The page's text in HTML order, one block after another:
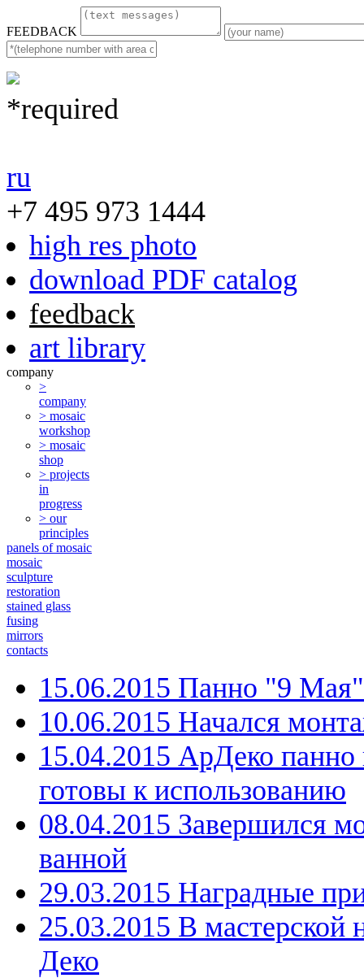
FEEDBACK
*required
ru
+7 495 973 1444
high res photo
download PDF catalog
feedback
art library
company
>
company
> mosaic
workshop
> mosaic
shop
> projects
in
progress
> our
principles
panels of mosaic
mosaic
sculpture
restoration
stained glass
fusing
mirrors
contacts
15.06.2015 Панно "9
10.06.2015 Начался
15.04.2015 АрДеко
готовы к использованию
08.04.2015 Завершился
ванной
29.03.2015 Наградные
25.03.2015 В мастерской
Деко